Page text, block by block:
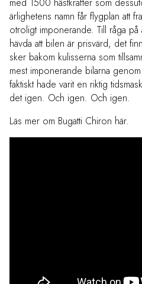
ärlighetens namn får flygplan att
otroligt imponerande. Till råga
hävda att bilen är prisvärd, det
sker bakom kulisserna som
mest imponerande bilarna
faktiskt hade varit en riktig
det igen. Och igen. Och igen.
Läs mer om Bugatti Chiron här.